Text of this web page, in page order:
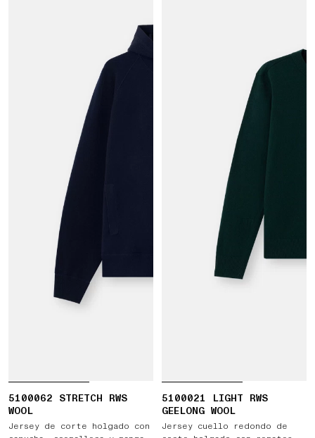
5100062 STRETCH RWS
WOOL
Jersey de corte holgado con
5100021 LIGHT RWS
GEELONG WOOL
Jersey cuello redondo de